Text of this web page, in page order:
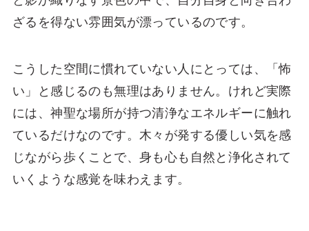
ざるを得ない雰囲気が漂っているのです。
こうした空間に慣れていない人にとっては、「怖
い」と感じるのも無理はありません。けれど実際
には、神聖な場所が持つ清浄なエネルギーに触れ
ているだけなのです。木々が発する優しい気を感
じながら歩くことで、身も心も自然と浄化されて
いくような感覚を味わえます。